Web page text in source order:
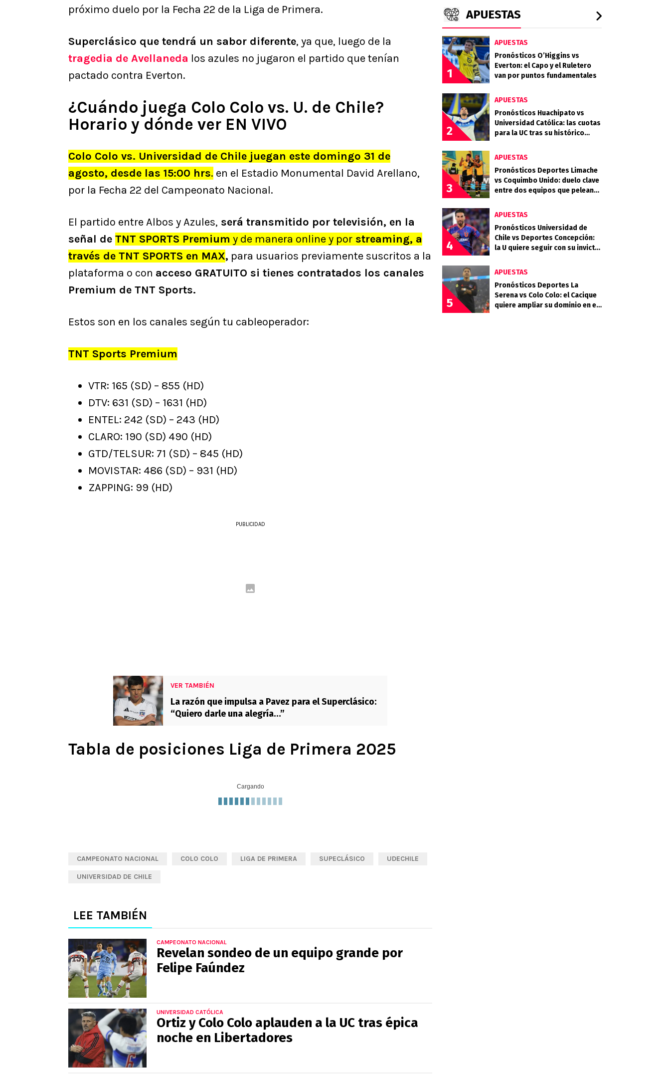
próximo duelo por la Fecha 22 de la Liga de Primera.
Superclásico que tendrá un sabor diferente, ya que, luego de la
tragedia de Avellaneda los azules no jugaron el partido que tenían
pactado contra Everton.
¿Cuándo juega Colo Colo vs. U. de Chile?
Horario y dónde ver EN VIVO
Colo Colo vs. Universidad de Chile juegan este domingo 31 de
agosto, desde las 15:00 hrs. en el Estadio Monumental David Arellano,
por la Fecha 22 del Campeonato Nacional.
El partido entre Albos y Azules, será transmitido por televisión, en la
señal de TNT SPORTS Premium y de manera online y por streaming, a
través de TNT SPORTS en MAX, para usuarios previamente suscritos a la
plataforma o con acceso GRATUITO si tienes contratados los canales
Premium de TNT Sports.
Estos son en los canales según tu cableoperador:
TNT Sports Premium
VTR: 165 (SD) – 855 (HD)
DTV: 631 (SD) – 1631 (HD)
ENTEL: 242 (SD) – 243 (HD)
CLARO: 190 (SD) 490 (HD)
GTD/TELSUR: 71 (SD) – 845 (HD)
MOVISTAR: 486 (SD) – 931 (HD)
ZAPPING: 99 (HD)
PUBLICIDAD
VER TAMBIÉN
La razón que impulsa a Pavez para el Superclásico:
“Quiero darle una alegría…”
Tabla de posiciones Liga de Primera 2025
Cargando
CAMPEONATO NACIONAL COLO COLO LIGA DE PRIMERA SUPECLÁSICO UDECHILE
UNIVERSIDAD DE CHILE
LEE TAMBIÉN
CAMPEONATO NACIONAL
Revelan sondeo de un equipo grande por
Felipe Faúndez
UNIVERSIDAD CATÓLICA
Ortiz y Colo Colo aplauden a la UC tras épica
noche en Libertadores
APUESTAS
1
APUESTAS
Pronósticos O’Higgins vs
Everton: el Capo y el Ruletero
van por puntos fundamentales
2
APUESTAS
Pronósticos Huachipato vs
Universidad Católica: las cuotas
para la UC tras su histórico
3
APUESTAS
Pronósticos Deportes Limache
vs Coquimbo Unido: duelo clave
entre dos equipos que pelean
4
APUESTAS
Pronósticos Universidad de
Chile vs Deportes Concepción:
la U quiere seguir con su invicto
5
APUESTAS
Pronósticos Deportes La
Serena vs Colo Colo: el Cacique
quiere ampliar su dominio en el